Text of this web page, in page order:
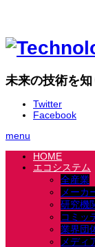
未来の技術を
Twitter
Facebook
menu
HOME
エコシステム
全産業
メーカ
研究機
コミッ
業界団
メディ